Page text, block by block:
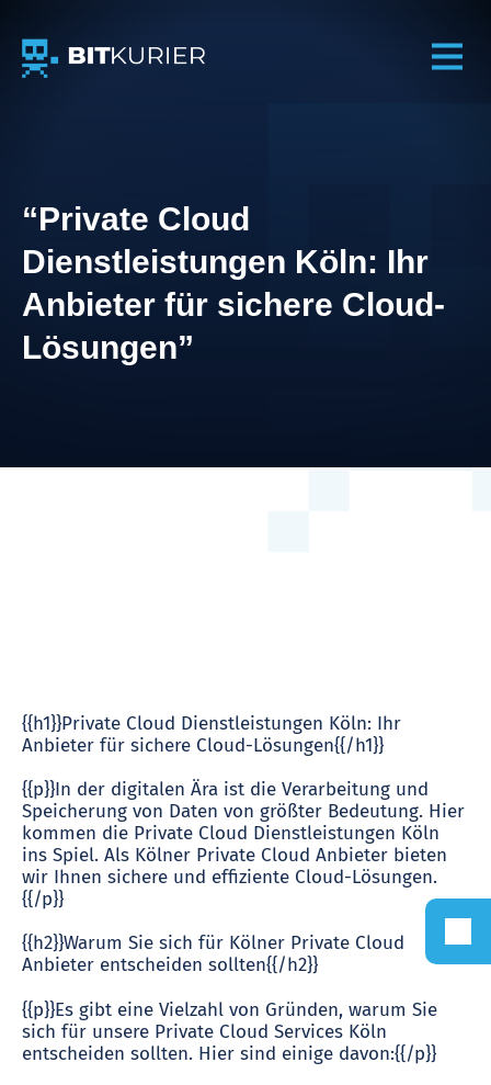
BITkurier GmbH – IT-
“Private Cloud
Dienstleistungen Köln: Ihr
Anbieter für sichere Cloud-
Lösungen”
{{h1}}Private Cloud Dienstleistungen Köln: Ihr
Anbieter für sichere Cloud-Lösungen{{/h1}}
{{p}}In der digitalen Ära ist die Verarbeitung und
Speicherung von Daten von größter Bedeutung. Hier
kommen die Private Cloud Dienstleistungen Köln
ins Spiel. Als Kölner Private Cloud Anbieter bieten
wir Ihnen sichere und effiziente Cloud-Lösungen.
{{/p}}
{{h2}}Warum Sie sich für Kölner Private Cloud
Anbieter entscheiden sollten{{/h2}}
{{p}}Es gibt eine Vielzahl von Gründen, warum Sie
sich für unsere Private Cloud Services Köln
entscheiden sollten. Hier sind einige davon:{{/p}}